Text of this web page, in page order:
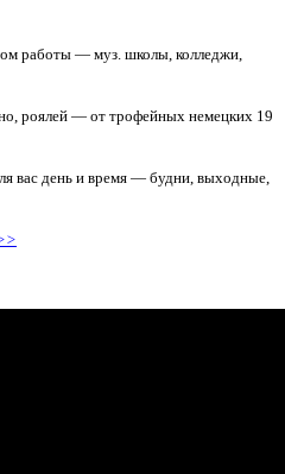
работы — муз. школы, колледжи,
роялей — от трофейных немецких 19
вас день и время — будни, выходные,